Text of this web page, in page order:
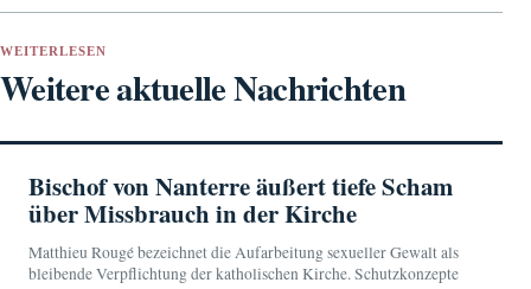
WEITERLESEN
Weitere aktuelle Nachrichten
Bischof von Nanterre äußert tiefe Scham
über Missbrauch in der Kirche
Matthieu Rougé bezeichnet die Aufarbeitung sexueller Gewalt als
bleibende Verpflichtung der katholischen Kirche. Schutzkonzepte